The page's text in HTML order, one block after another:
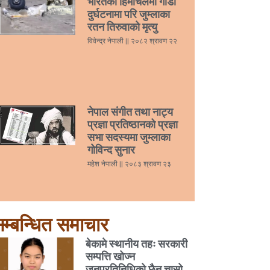
दुर्घटनामा परि जुम्लाका
रतन तिरुवाको मृत्यु
विवेन्द्र नेपाली २०८२ श्रावण २२
नेपाल संगीत तथा नाट्य
प्रज्ञा प्रतिष्ठानको प्रज्ञा
सभा सदस्यमा जुम्लाका
गोविन्द सुनार
महेश नेपाली २०८३ श्रावण २३
समाचार
बेकामे स्थानीय तहः सरकारी
सम्पत्ति खोज्न